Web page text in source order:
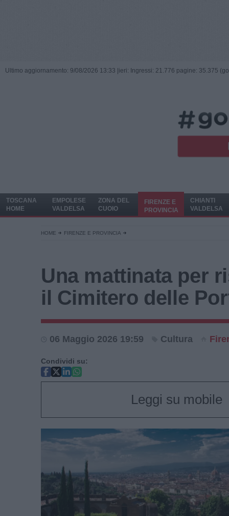
Ultimo aggiornamento: 9/08/2026 13:33 | ieri: Ingressi: 21.776 pagine: 35.375
TOSCANA
HOME
EMPOLESE
VALDELSA
ZONA DEL
CUOIO
FIRENZE E
PROVINCIA
CHIANTI
VALDELSA
HOME FIRENZE E PROVINCIA
Una mattinata per
il Cimitero delle
06 Maggio 2026 19:59 Cultura
Condividi su:
Leggi su mobile